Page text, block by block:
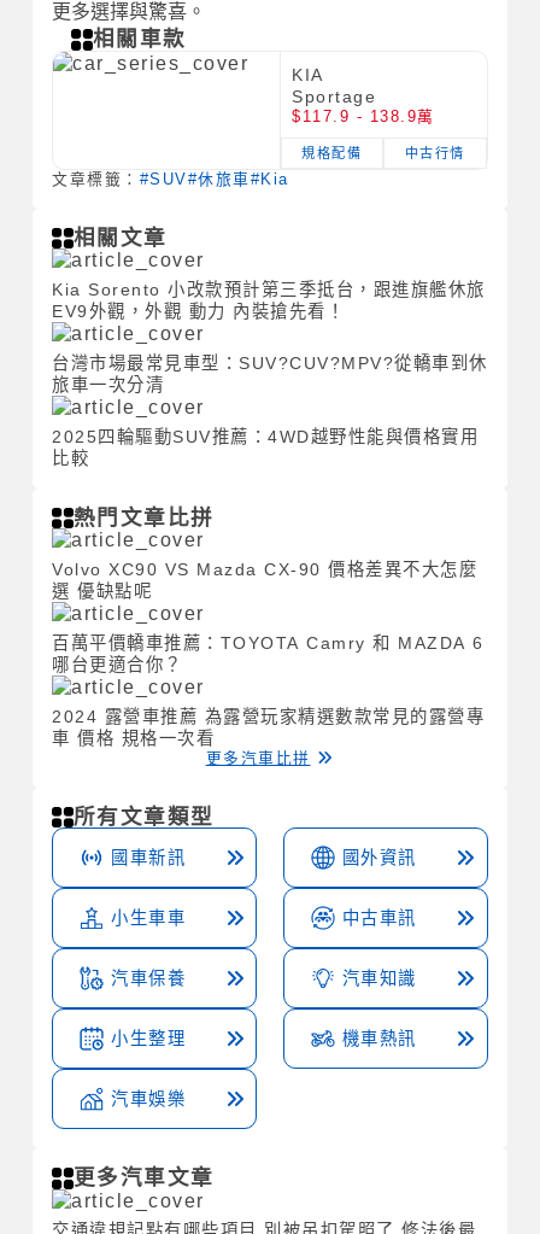
更多選擇與驚喜。
相關車款
KIA
Sportage
$117.9 - 138.9萬
規格配備 中古行情
文章標籤： #SUV#休旅車 #Kia
相關文章
Kia Sorento 小改款預計第三季抵台，跟進旗艦休旅
EV9外觀，外觀 動力 內裝搶先看！
台灣市場最常見車型：SUV?CUV?MPV?從轎車到休
旅車一次分清
2025四輪驅動SUV推薦：4WD越野性能與價格實用
比較
熱門文章比拼
Volvo XC90 VS Mazda CX-90 價格差異不大怎麼
選 優缺點呢
百萬平價轎車推薦：TOYOTA Camry 和 MAZDA 6
哪台更適合你？
2024 露營車推薦 為露營玩家精選數款常見的露營專
車 價格 規格一次看
更多汽車比拼
所有文章類型
國車新訊 國外資訊
小生車車 中古車訊
汽車保養 汽車知識
小生整理 機車熱訊
汽車娛樂
更多汽車文章
交通違規記點有哪些項目 別被吊扣駕照了 修法後最